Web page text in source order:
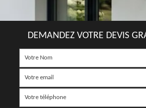
DEMANDEZ VOTRE DEVIS